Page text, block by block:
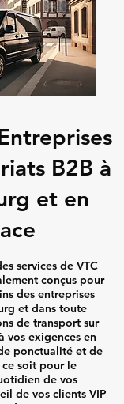
B2B à
et en
services de VTC
conçus pour
des entreprises
et dans toute
de transport sur
vos exigences en
ponctualité et de
soit pour le
de vos
de vos clients VIP